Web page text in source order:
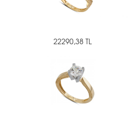
22290,38 TL